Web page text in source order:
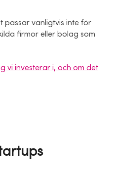
passar vanligtvis inte för
firmor eller bolag som
vi investerar i, och om det